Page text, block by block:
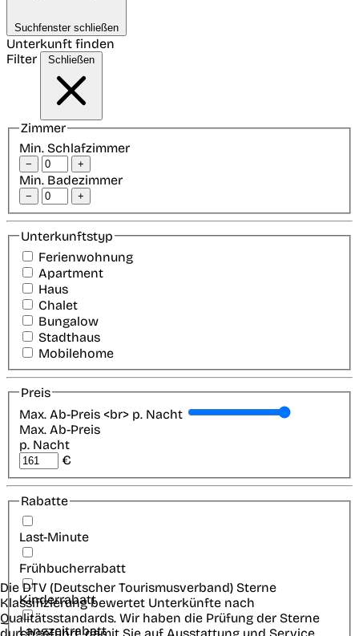
Suchfenster schließen
Unterkunft finden
Filter
Schließen
Zimmer
Min. Schlafzimmer
− +
Min. Badezimmer
− +
Unterkunftstyp
Ferienwohnung
Apartment
Haus
Chalet
Bungalow
Stadthaus
Mobilehome
Preis
Max. Ab-Preis <br> p. Nacht
Max. Ab-Preis
p. Nacht
€
Rabatte
Last-Minute
Frühbucherrabatt
Kinderrabatt
Langzeitrabatt
Die DTV (Deutscher Tourismusverband) Sterne
Klassifizierung bewertet Unterkünfte nach
Qualitätsstandards. Wir haben die Prüfung der Sterne